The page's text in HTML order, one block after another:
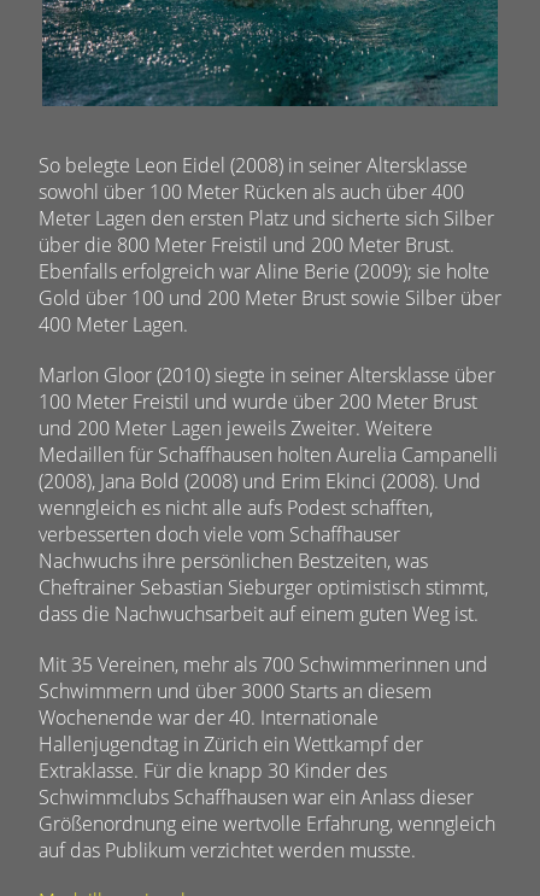
So belegte Leon Eidel (2008) in seiner Altersklasse
sowohl über 100 Meter Rücken als auch über 400
Meter Lagen den ersten Platz und sicherte sich Silber
über die 800 Meter Freistil und 200 Meter Brust.
Ebenfalls erfolgreich war Aline Berie (2009); sie holte
Gold über 100 und 200 Meter Brust sowie Silber über
400 Meter Lagen.
Marlon Gloor (2010) siegte in seiner Altersklasse über
100 Meter Freistil und wurde über 200 Meter Brust
und 200 Meter Lagen jeweils Zweiter. Weitere
Medaillen für Schaffhausen holten Aurelia Campanelli
(2008), Jana Bold (2008) und Erim Ekinci (2008). Und
wenngleich es nicht alle aufs Podest schafften,
verbesserten doch viele vom Schaffhauser
Nachwuchs ihre persönlichen Bestzeiten, was
Cheftrainer Sebastian Sieburger optimistisch stimmt,
dass die Nachwuchsarbeit auf einem guten Weg ist.
Mit 35 Vereinen, mehr als 700 Schwimmerinnen und
Schwimmern und über 3000 Starts an diesem
Wochenende war der 40. Internationale
Hallenjugendtag in Zürich ein Wettkampf der
Extraklasse. Für die knapp 30 Kinder des
Schwimmclubs Schaffhausen war ein Anlass dieser
Größenordnung eine wertvolle Erfahrung, wenngleich
auf das Publikum verzichtet werden musste.